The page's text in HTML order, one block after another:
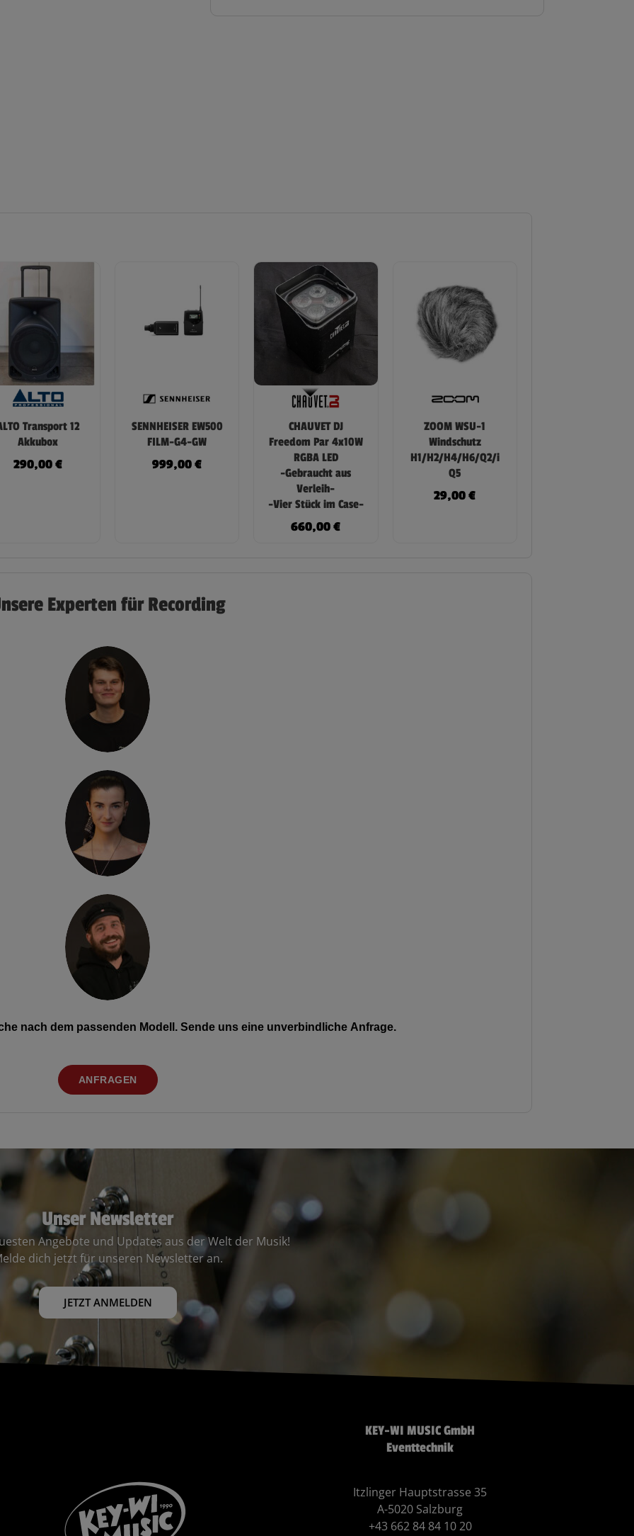
Transport 12
Akkubox
290,00€
SENNHEISER EW500
FILM-G4-GW
999,00€
CHAUVET DJ
Freedom Par 4x10W
RGBA LED
-Gebraucht aus
Verleih-
-Vier Stück im Case-
660,00€
ZOOM WSU-1
Windschutz
H1/H2/H4/H6/Q2/i
Q5
29,00€
Experten für Recording
nach dem passenden Modell. Sende uns eine unverbindliche Anfrage.
ANFRAGEN
Unser Newsletter
Angebote und Updates aus der Welt der Musik!
dich jetzt für unseren Newsletter an.
JETZT ANMELDEN
KEY-WI MUSIC GmbH
Eventtechnik
Itzlinger Hauptstrasse 35
A-5020 Salzburg
+43 662 84 84 10 20